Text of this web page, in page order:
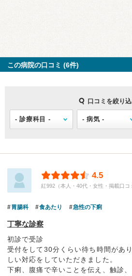
この病院の口コミ (6件)
口コミを絞り
4.5
紅992（本人・40代・女性・掲載口コ
胃腸科 食あたり 急性の下痢
丁寧な診察
初診で受診
受付をして30分くらい待ち時間があ
しい対応をしていただきました。
下痢、腹痛で辛いことを伝え、触診